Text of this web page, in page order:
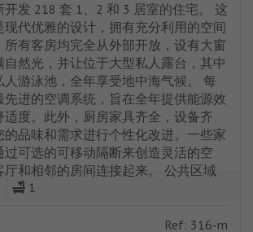
发 218 套 1、2 和 3 居室的住宅。 这
代优雅的设计，拥有充分利用的空间
有客房均完全从外部开放，设有大窗
自然光，并让位于大型私人露台，其中
人游泳池，全年享受地中海气候。 每
先进的空调系统，旨在全年提供能源效
适度。此外，厨房家具齐全，设备齐
的品味和需求进行个性化改进。一些家
过可选的可移动隔断来创造灵活的空
厅和相邻的房间连接起来。 公共区域
Ref: 316-m
1